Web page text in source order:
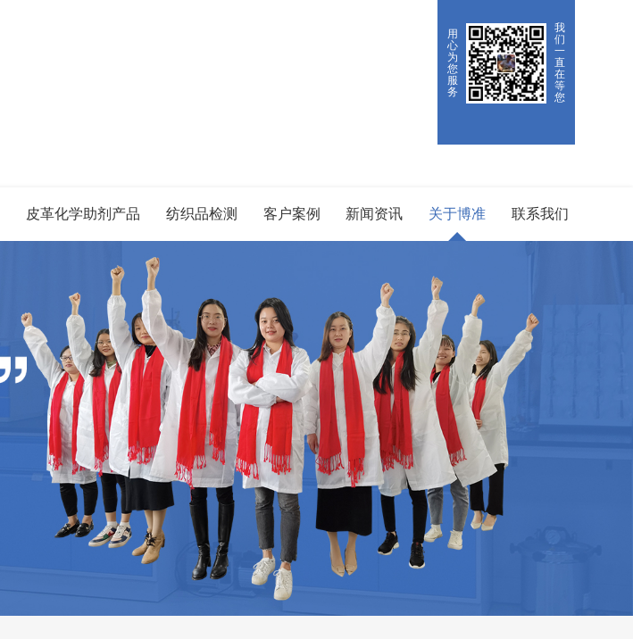
用
心
为
您
服
务
我
们
一
直
在
等
您
皮革化学助剂产品 纺织品检测 客户案例 新闻资讯 关于博准 联系我们